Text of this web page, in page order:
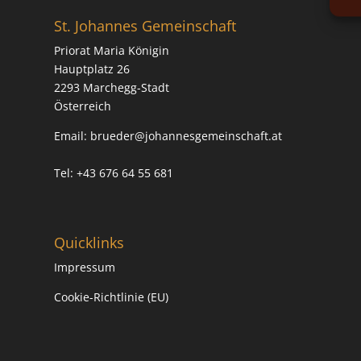
St. Johannes Gemeinschaft
Priorat Maria Königin
Hauptplatz 26
2293 Marchegg-Stadt
Österreich
Email: brueder@johannesgemeinschaft.at
Tel: +43 676 64 55 681
Quicklinks
Impressum
Cookie-Richtlinie (EU)